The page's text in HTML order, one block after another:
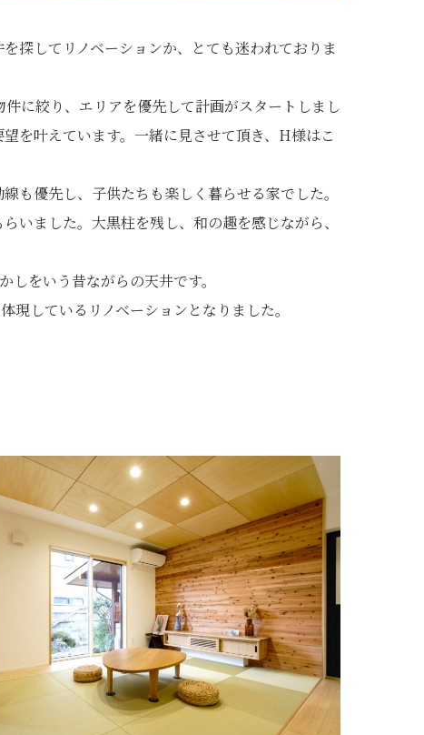
探してリノベーションか、とても迷われておりま
に絞り、エリアを優先して計画がスタートしまし
を叶えています。一緒に見させて頂き、H様はこ
も優先し、子供たちも楽しく暮らせる家でした。
いました。大黒柱を残し、和の趣を感じながら、
をいう昔ながらの天井です。
しているリノベーションとなりました。